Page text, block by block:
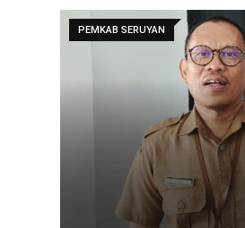
PEMKAB SERUYAN